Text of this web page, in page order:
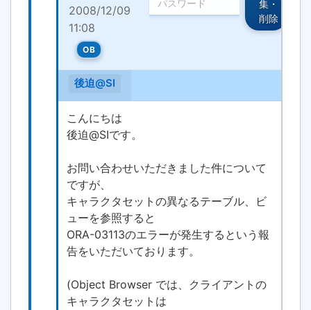
2008/12/09
11:08
OB
集・
削除
後迫@SI
こんにちは
後迫@SIです。
お問い合わせいただきました件について
ですが、
キャラクタセットの異なるテーブル、ビ
ューを参照すると
ORA-03113のエラーが発生するという報
告をいただいております。
(Object Browser では、クライアントの
キャラクタセットは